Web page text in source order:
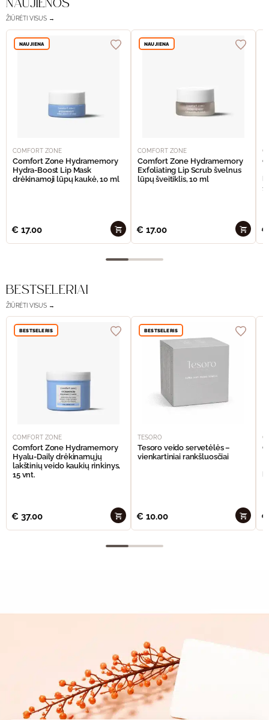
NAUJIENOS
ŽIŪRĖTI VISUS →
NAUJIENA
COMFORT ZONE
Comfort Zone Hydramemory
Hydra-Boost Lip Mask
drėkinamoji lūpų kaukė, 10 ml
€ 17.00
NAUJIENA
COMFORT ZONE
Comfort Zone Hydramemory
Exfoliating Lip Scrub švelnus
lūpų šveitiklis, 10 ml
€ 17.00 €
BESTSELERIAI
ŽIŪRĖTI VISUS →
BESTSELERIS
COMFORT ZONE
Comfort Zone Hydramemory
Hyalu-Daily drėkinamųjų
lakštinių veido kaukių rinkinys,
15 vnt.
€ 37.00
BESTSELERIS
TESORO
Tesoro veido servetėlės –
vienkartiniai rankšluosčiai
€ 10.00 €